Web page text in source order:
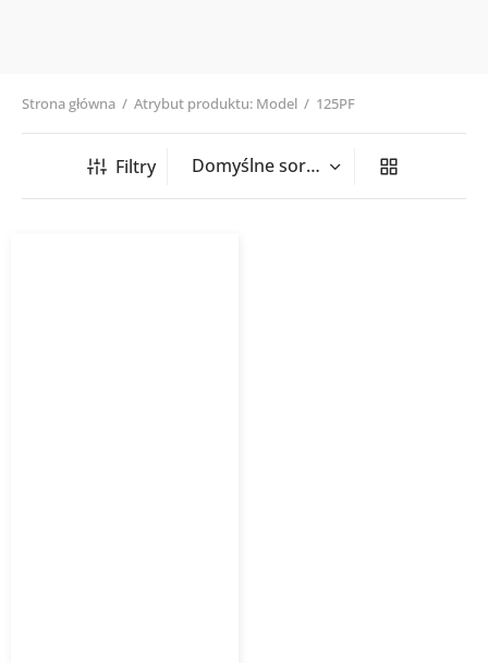
Strona główna / Atrybut produktu: Model / 125PF
Filtry